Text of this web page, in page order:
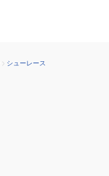
シューレース